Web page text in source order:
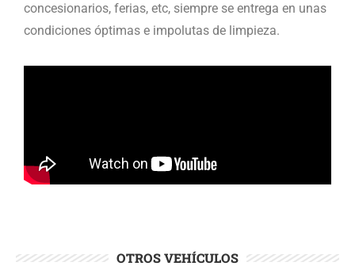
concesionarios, ferias, etc, siempre se entrega en unas
condiciones óptimas e impolutas de limpieza.
OTROS VEHÍCULOS